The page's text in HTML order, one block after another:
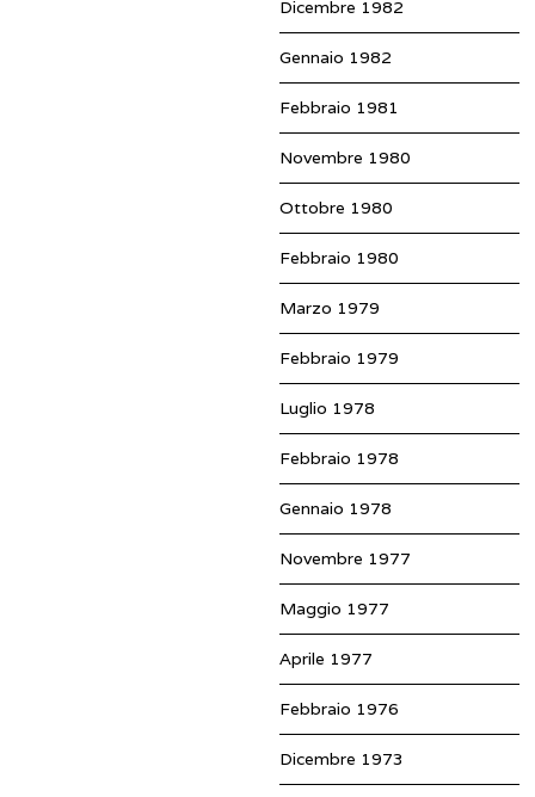
Dicembre 1982
Gennaio 1982
Febbraio 1981
Novembre 1980
Ottobre 1980
Febbraio 1980
Marzo 1979
Febbraio 1979
Luglio 1978
Febbraio 1978
Gennaio 1978
Novembre 1977
Maggio 1977
Aprile 1977
Febbraio 1976
Dicembre 1973